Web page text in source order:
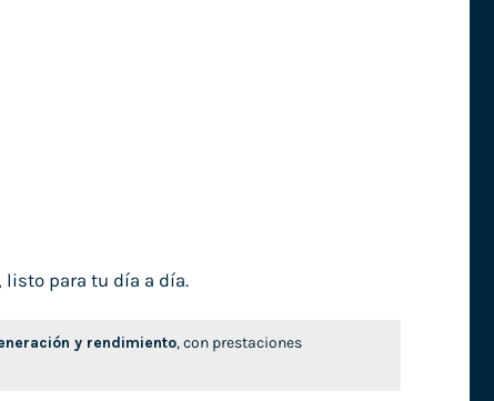
para tu día a día.
y rendimiento, con prestaciones